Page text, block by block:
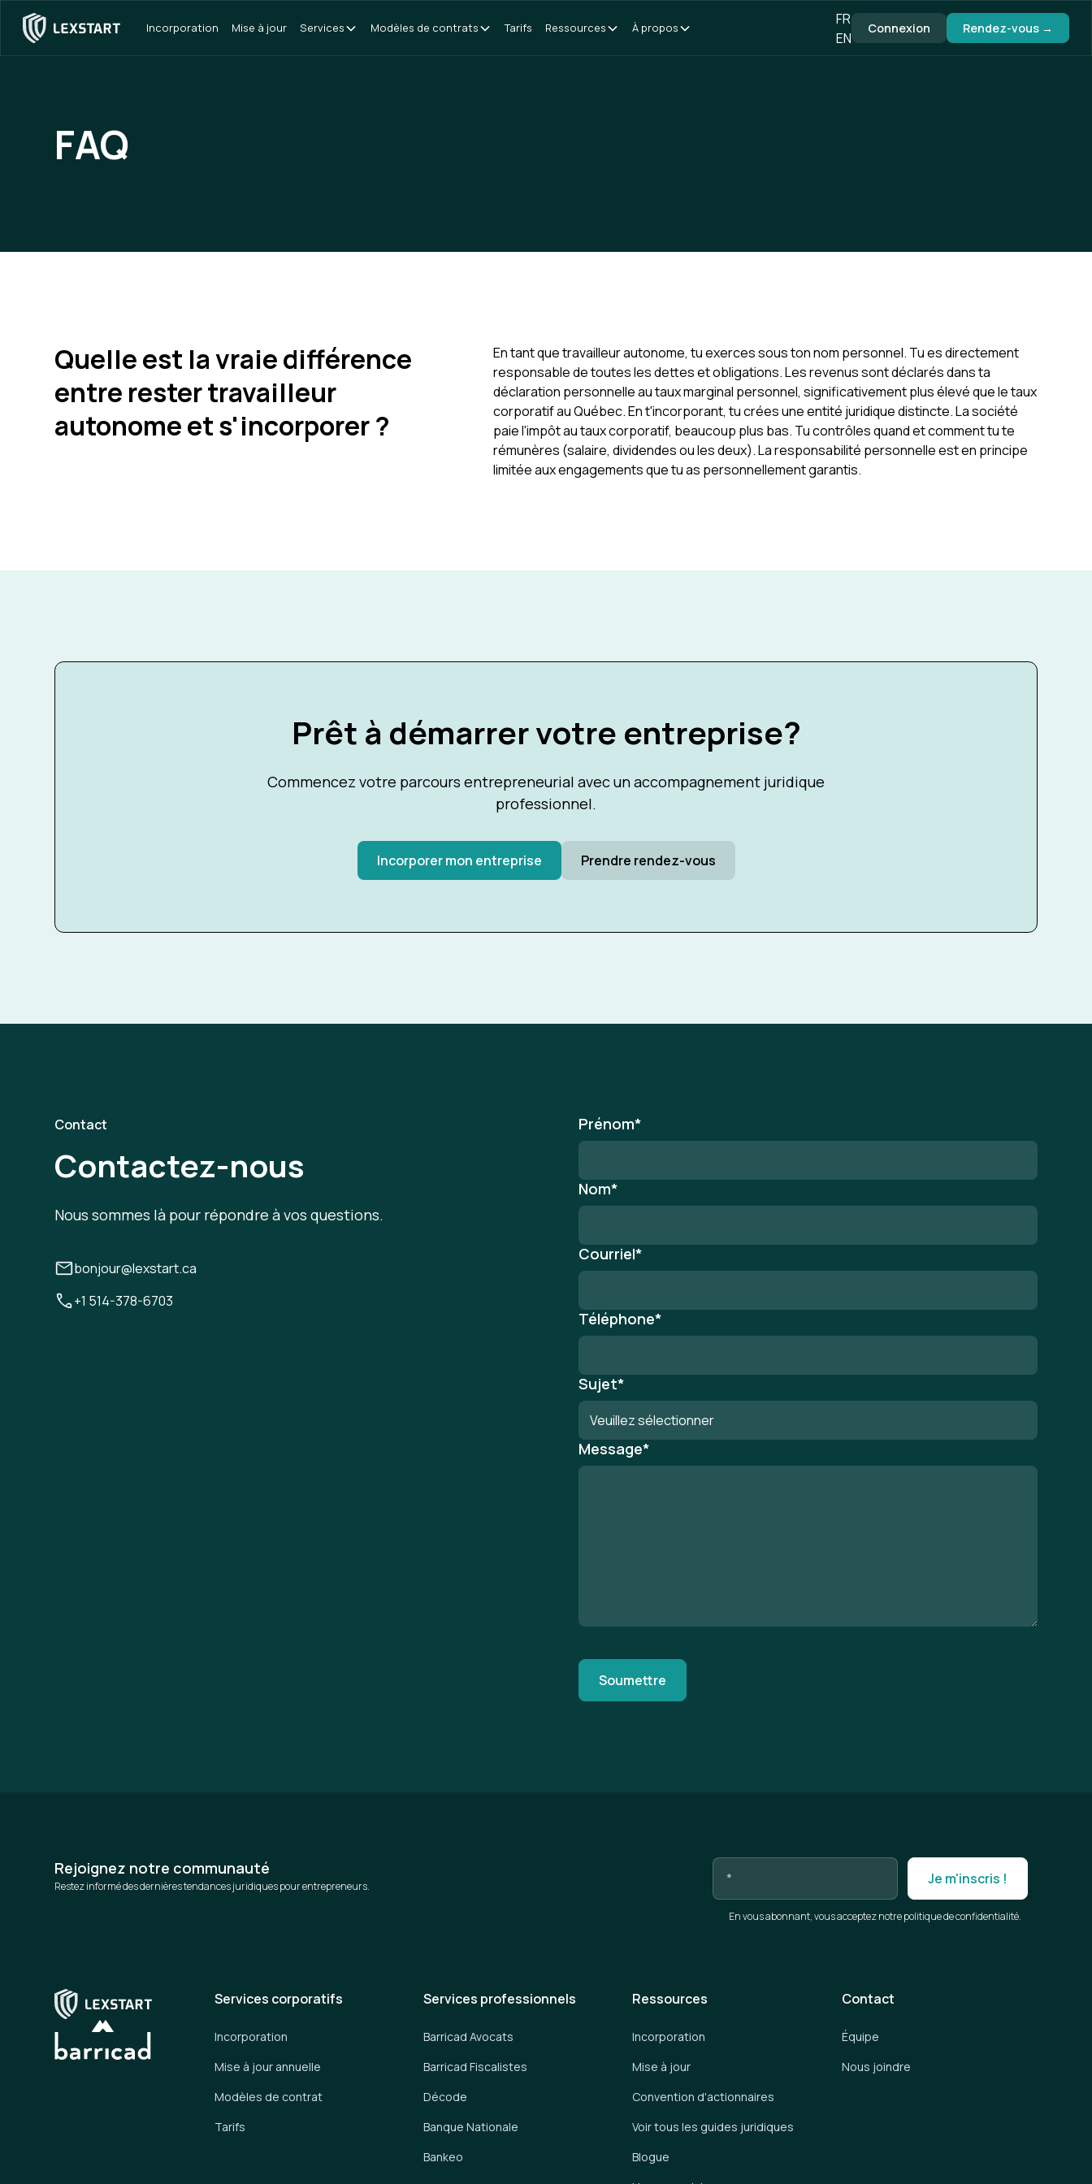
Incorporation Mise à jour Services Modèles de contrats Tarifs Ressources À propos
FR
EN
Connexion Rendez-vous →
FAQ
Quelle est la vraie différence
entre rester travailleur
autonome et s'incorporer ?
En tant que travailleur autonome, tu exerces sous ton nom personnel. Tu es directement
responsable de toutes les dettes et obligations. Les revenus sont déclarés dans ta
déclaration personnelle au taux marginal personnel, significativement plus élevé que le taux
corporatif au Québec. En t'incorporant, tu crées une entité juridique distincte. La société
paie l'impôt au taux corporatif, beaucoup plus bas. Tu contrôles quand et comment tu te
rémunères (salaire, dividendes ou les deux). La responsabilité personnelle est en principe
limitée aux engagements que tu as personnellement garantis.
Prêt à démarrer votre entreprise?
Commencez votre parcours entrepreneurial avec un accompagnement juridique
professionnel.
Incorporer mon entreprise Prendre rendez-vous
Contact
Contactez-nous
Nous sommes là pour répondre à vos questions.
bonjour@lexstart.ca
+1 514-378-6703
Prénom*
Nom*
Courriel*
Téléphone*
Sujet*
Message*
Rejoignez notre communauté
Restez informé des dernières tendances juridiques pour entrepreneurs.
En vous abonnant, vous acceptez notre politique de confidentialité.
Services corporatifs
Incorporation
Mise à jour annuelle
Modèles de contrat
Tarifs
Services professionnels
Barricad Avocats
Barricad Fiscalistes
Décode
Banque Nationale
Bankeo
Ressources
Incorporation
Mise à jour
Convention d'actionnaires
Voir tous les guides juridiques
Blogue
Contact
Équipe
Nous joindre